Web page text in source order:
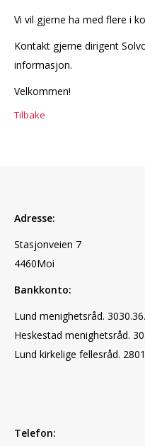
Vi vil gjerne ha med flere i
Kontakt gjerne dirigent
informasjon.
Velkommen!
Tilbake
Adresse:
Stasjonveien 7
4460Moi
Bankkonto:
Lund menighetsråd.
Heskestad menighetsråd.
Lund kirkelige fellesråd.
Telefon: